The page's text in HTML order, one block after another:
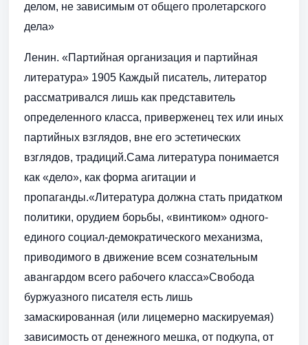
делом, не зависимым от общего пролетарского
дела»
Ленин. «Партийная организация и партийная
литература» 1905 Каждый писатель, литератор
рассматривался лишь как представитель
определенного класса, приверженец тех или иных
партийных взглядов, вне его эстетических
взглядов, традиций.Сама литература понимается
как «дело», как форма агитации и
пропаганды.«Литература должна стать придатком
политики, орудием борьбы, «винтиком» одного-
единого социал-демократического механизма,
приводимого в движение всем сознательным
авангардом всего рабочего класса»Свобода
буржуазного писателя есть лишь
замаскированная (или лицемерно маскируемая)
зависимость от денежного мешка, от подкупа, от